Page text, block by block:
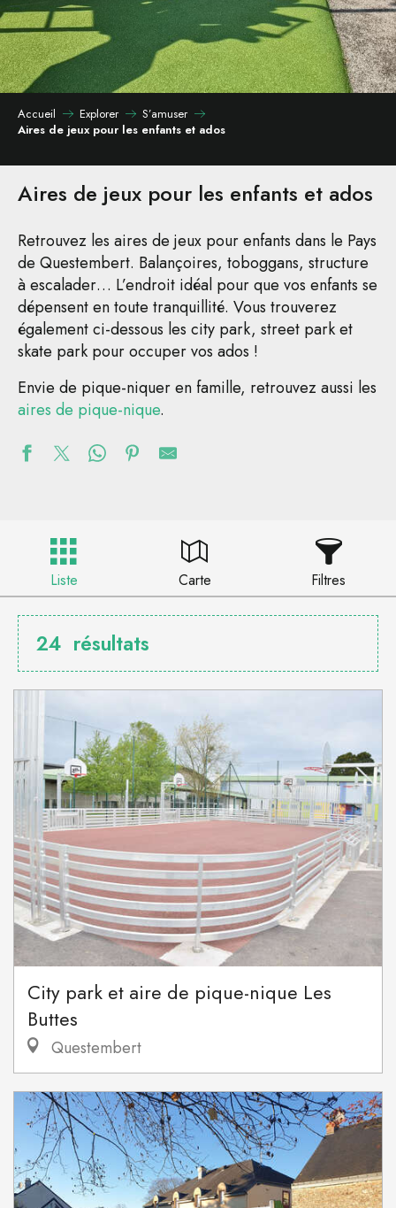
Accueil Explorer
S’amuser
Aires de jeux pour les enfants et ados
Aires de jeux pour les enfants et ados
Retrouvez les aires de jeux pour enfants dans le Pays
de Questembert. Balançoires, toboggans, structure
à escalader… L’endroit idéal pour que vos enfants se
dépensent en toute tranquillité. Vous trouverez
également ci-dessous les city park, street park et
skate park pour occuper vos ados !
Envie de pique-niquer en famille, retrouvez aussi les
aires de pique-nique.
Liste Carte Filtres
24 résultats
City park et aire de pique-nique Les
Buttes
Questembert